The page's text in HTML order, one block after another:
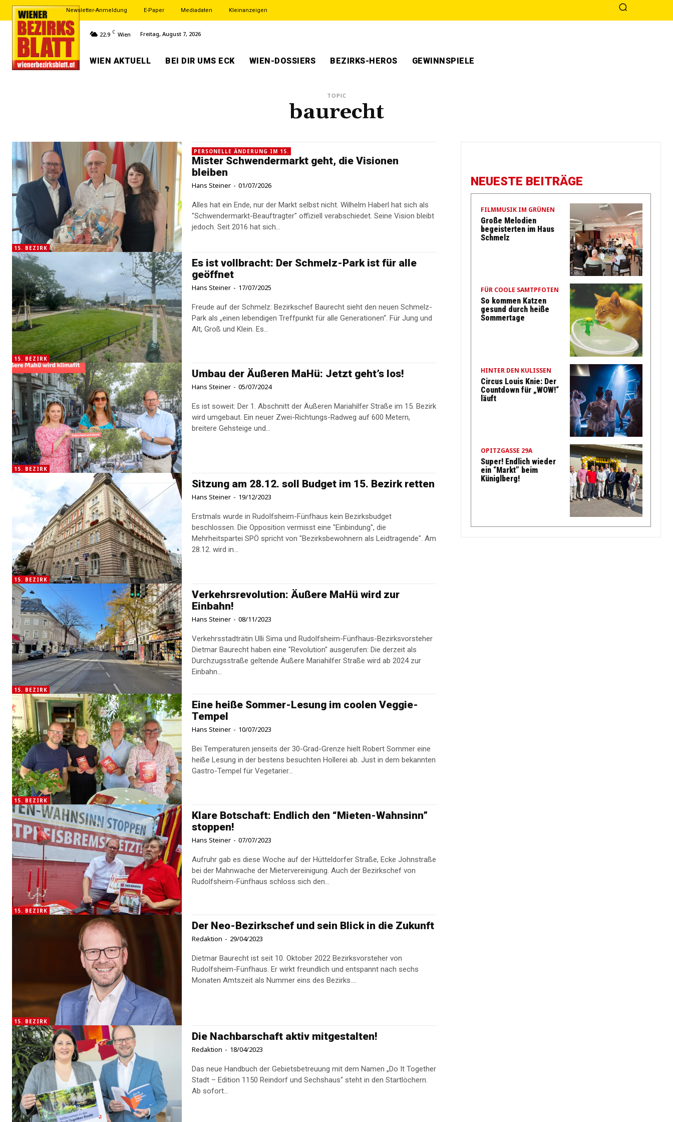
Newsletter-Anmeldung E-Paper Mediadaten Kleinanzeigen
22.9 C Wien Freitag, August 7, 2026
WIEN AKTUELL BEI DIR UMS ECK WIEN-DOSSIERS BEZIRKS-HEROS GEWINNSPIELE
TOPIC
baurecht
15. BEZIRK
PERSONELLE ÄNDERUNG IM 15.
Mister Schwendermarkt geht, die Visionen
bleiben
Hans Steiner - 01/07/2026
Alles hat ein Ende, nur der Markt selbst nicht. Wilhelm Haberl hat sich als
"Schwendermarkt-Beauftragter" offiziell verabschiedet. Seine Vision bleibt
jedoch. Seit 2016 hat sich...
15. BEZIRK
Es ist vollbracht: Der Schmelz-Park ist für alle
geöffnet
Hans Steiner - 17/07/2025
Freude auf der Schmelz: Bezirkschef Baurecht sieht den neuen Schmelz-
Park als „einen lebendigen Treffpunkt für alle Generationen“. Für Jung und
Alt, Groß und Klein. Es...
15. BEZIRK
Umbau der Äußeren MaHü: Jetzt geht’s los!
Hans Steiner - 05/07/2024
Es ist soweit: Der 1. Abschnitt der Äußeren Mariahilfer Straße im 15. Bezirk
wird umgebaut. Ein neuer Zwei-Richtungs-Radweg auf 600 Metern,
breitere Gehsteige und...
15. BEZIRK
Sitzung am 28.12. soll Budget im 15. Bezirk retten
Hans Steiner - 19/12/2023
Erstmals wurde in Rudolfsheim-Fünfhaus kein Bezirksbudget
beschlossen. Die Opposition vermisst eine "Einbindung", die
Mehrheitspartei SPÖ spricht von "Bezirksbewohnern als Leidtragende". Am
28.12. wird in...
15. BEZIRK
Verkehrsrevolution: Äußere MaHü wird zur
Einbahn!
Hans Steiner - 08/11/2023
Verkehrsstadträtin Ulli Sima und Rudolfsheim-Fünfhaus-Bezirksvorsteher
Dietmar Baurecht haben eine "Revolution" ausgerufen: Die derzeit als
Durchzugsstraße geltende Äußere Mariahilfer Straße wird ab 2024 zur
Einbahn...
15. BEZIRK
Eine heiße Sommer-Lesung im coolen Veggie-
Tempel
Hans Steiner - 10/07/2023
Bei Temperaturen jenseits der 30-Grad-Grenze hielt Robert Sommer eine
heiße Lesung in der bestens besuchten Hollerei ab. Just in dem bekannten
Gastro-Tempel für Vegetarier...
15. BEZIRK
Klare Botschaft: Endlich den “Mieten-Wahnsinn”
stoppen!
Hans Steiner - 07/07/2023
Aufruhr gab es diese Woche auf der Hütteldorfer Straße, Ecke Johnstraße
bei der Mahnwache der Mietervereinigung. Auch der Bezirkschef von
Rudolfsheim-Fünfhaus schloss sich den...
15. BEZIRK
Der Neo-Bezirkschef und sein Blick in die Zukunft
Redaktion - 29/04/2023
Dietmar Baurecht ist seit 10. Oktober 2022 Bezirksvorsteher von
Rudolfsheim-Fünfhaus. Er wirkt freundlich und entspannt nach sechs
Monaten Amtszeit als Nummer eins des Bezirks....
Die Nachbarschaft aktiv mitgestalten!
Redaktion - 18/04/2023
Das neue Handbuch der Gebietsbetreuung mit dem Namen „Do It Together
Stadt – Edition 1150 Reindorf und Sechshaus“ steht in den Startlöchern.
Ab ­sofort...
NEUESTE BEITRÄGE
FILMMUSIK IM GRÜNEN
Große Melodien
begeisterten im Haus
Schmelz
FÜR COOLE SAMTPFOTEN
So kommen Katzen
gesund durch heiße
Sommertage
HINTER DEN KULISSEN
Circus Louis Knie: Der
Countdown für „WOW!“
läuft
OPITZGASSE 29A
Super! Endlich wieder
ein “Markt” beim
Küniglberg!